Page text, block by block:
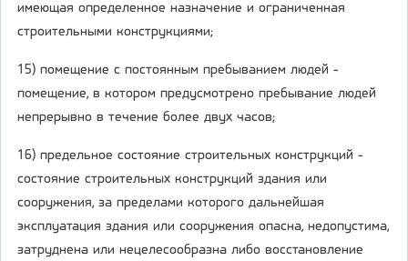
имеющая определенное назначение и ограниченная
строительными конструкциями;
15) помещение с постоянным пребыванием людей -
помещение, в котором предусмотрено пребывание людей
непрерывно в течение более двух часов;
16) предельное состояние строительных конструкций -
состояние строительных конструкций здания или
сооружения, за пределами которого дальнейшая
эксплуатация здания или сооружения опасна, недопустима,
затруднена или нецелесообразна либо восстановление